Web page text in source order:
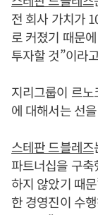
전 회사 가치가
로 커졌기 때문
투자할 것”이라
지리그룹이 르
에 대해서는 선
스테판 드블레즈
파트너십을 구
하지 않았기 때
한 경영진이 수